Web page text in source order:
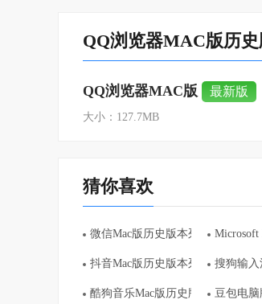
QQ浏览器MAC版历
QQ浏览器MAC版 最新版
大小：127.7MB
猜你喜欢
微信Mac版历史版本列表 Microsoft
抖音Mac版历史版本列表 搜狗输入
酷狗音乐Mac版历史版本列表豆包电